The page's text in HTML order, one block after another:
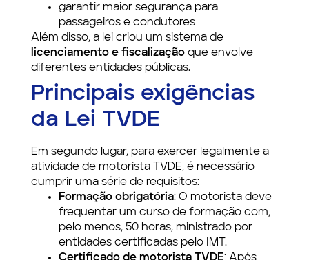
garantir maior segurança para
passageiros e condutores
Além disso, a lei criou um sistema de
licenciamento e fiscalizaçãoque envolve
diferentes entidades públicas.
Principais exigências
da Lei TVDE
Em segundo lugar, para exercer legalmente a
atividade de motorista TVDE, é necessário
cumprir uma série de requisitos:
Formação obrigatória: O motorista deve
frequentar um curso de formação com,
pelo menos, 50 horas, ministrado por
entidades certificadas pelo IMT.
Certificado de motorista TVDE: Após